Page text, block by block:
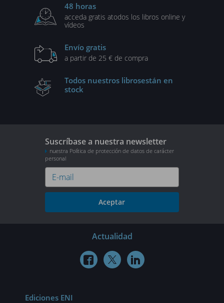
48 horas
acceda gratis atodos los libros online y
vídeos
Envío gratis
a partir de 25 € de compra
Todos nuestros librosestán en
stock
Suscríbase a nuestra newsletter
nuestra Política de protección de datos de carácter
personal
Aceptar
Actualidad
  
Ediciones ENI